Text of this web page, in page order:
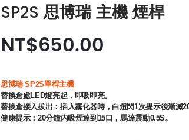
SP2S 思博瑞 主機 煙桿
NT$650.00
思博瑞 SP2S單桿主機
替換倉處LED燈亮起，即吸即亮。
替換倉接入拔出：插入霧化器時，白燈閃1次提示後漸滅
健康提示：20分鐘內吸煙達到15口，馬達震動0.5S。